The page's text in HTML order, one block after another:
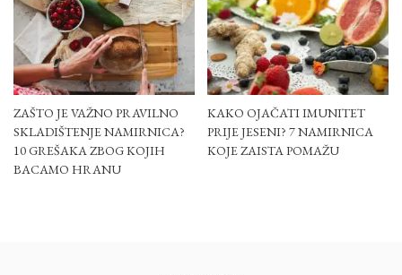
ZAŠTO JE VAŽNO PRAVILNO
SKLADIŠTENJE NAMIRNICA?
10 GREŠAKA ZBOG KOJIH
BACAMO HRANU
KAKO OJAČATI IMUNITET
PRIJE JESENI? 7 NAMIRNICA
KOJE ZAISTA POMAŽU